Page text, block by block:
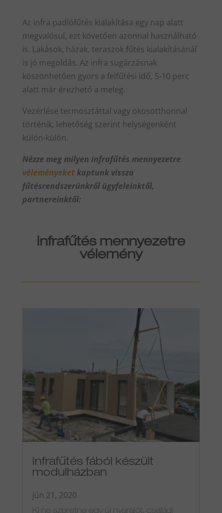
Az infra padlófűtés kialakítása egy nap alatt
megvalósul, ezt követően azonnal használható
is. Lakások, házak, teraszok fűtés kialakításánál
is jó megoldás. Az infra sugárzásnak
köszönhetően gyors a felfűtési idő, 5-10 perc
alatt már érezhető a meleg.
Vezérlése termosztáttal vagy okosotthonnal
történik, lehetőség szerint helységenként
külön-külön.
Nézze meg milyen infrafűtés mennyezetre
véleményeketkaptunk vissza
fűtésrendszerünkről ügyfeleinktől,
partnereinktől:
Infrafűtés mennyezetre
vélemény
Infrafűtés fából készült
modulházban
jún 21, 2020